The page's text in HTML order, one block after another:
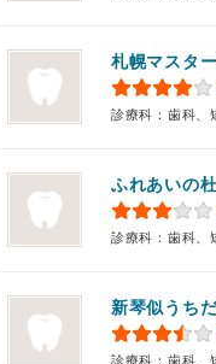
札幌マスタ
診療科：歯科、
ふれあいの
診療科：歯科、
新琴似うち
診療科：歯科、